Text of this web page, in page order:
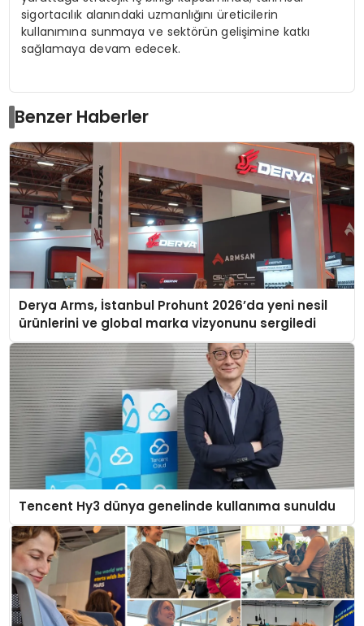
sigortacılık alanındaki uzmanlığını üreticilerin
kullanımına sunmaya ve sektörün gelişimine katkı
sağlamaya devam edecek.
Benzer Haberler
Derya Arms, İstanbul Prohunt 2026’da yeni nesil
ürünlerini ve global marka vizyonunu sergiledi
Tencent Hy3 dünya genelinde kullanıma sunuldu